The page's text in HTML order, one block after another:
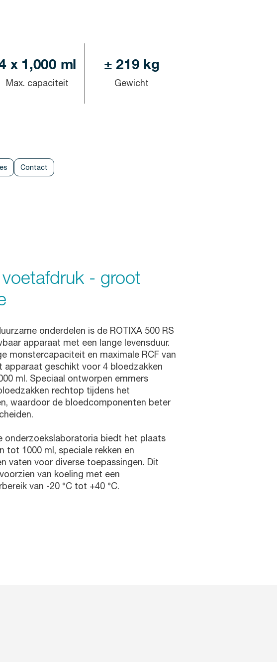
x 1,000 ml
Max. capaciteit
± 219 kg
Gewicht
Contact
- groot
onderdelen is de ROTIXA 500 RS
apparaat met een lange levensduur.
monstercapaciteit en maximale RCF van
apparaat geschikt voor 4 bloedzakken
ml. Speciaal ontworpen emmers
rechtop tijdens het
waardoor de bloedcomponenten beter
onderzoekslaboratoria biedt het plaats
tot 1000 ml, speciale rekken en
vaten voor diverse toepassingen. Dit
van koeling met een
van -20 °C tot +40 °C.